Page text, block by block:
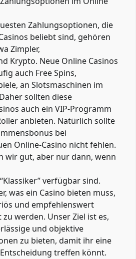
Zahlungsoptionen, die
beliebt sind, gehören
Zimpler,
Krypto. Neue Online Casinos
auch Free Spins,
an Slotsmaschinen im
sollten diese
auch ein VIP-Programm
anbieten. Natürlich sollte
bei
Online-Casino nicht fehlen.
wir gut, aber nur dann, wenn
verfügbar sind.
was ein Casino bieten muss,
und empfehlenswert
werden. Unser Ziel ist es,
und objektive
zu bieten, damit ihr eine
treffen könnt.